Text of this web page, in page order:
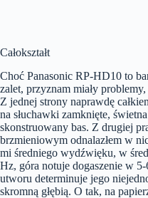
Całokształt
Choć Panasonic RP-HD10 to
zalet, przyznam miały
Z jednej strony naprawdę
na słuchawki zamknięte,
skonstruowany bas. Z drugiej
brzmieniowym odnalazłem w
mi średniego wydźwięku, w
Hz, góra notuje dogaszenie w
utworu determinuje jego
skromną głębią. O tak, na